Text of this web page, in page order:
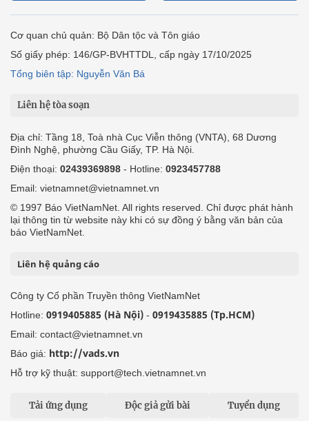
Cơ quan chủ quản: Bộ Dân tộc và Tôn giáo
Số giấy phép: 146/GP-BVHTTDL, cấp ngày 17/10/2025
Tổng biên tập: Nguyễn Văn Bá
Liên hệ tòa soạn
Địa chỉ: Tầng 18, Toà nhà Cục Viễn thông (VNTA), 68 Dương
Đình Nghệ, phường Cầu Giấy, TP. Hà Nội.
Điện thoại: 02439369898 - Hotline: 0923457788
Email: vietnamnet@vietnamnet.vn
© 1997 Báo VietNamNet. All rights reserved. Chỉ được phát hành
lại thông tin từ website này khi có sự đồng ý bằng văn bản của
báo VietNamNet.
Liên hệ quảng cáo
Công ty Cổ phần Truyền thông VietNamNet
Hotline: 0919405885 (Hà Nội) - 0919435885 (Tp.HCM)
Email: contact@vietnamnet.vn
Báo giá: http://vads.vn
Hỗ trợ kỹ thuật: support@tech.vietnamnet.vn
Tải ứng dụng Độc giả gửi bài Tuyển dụng